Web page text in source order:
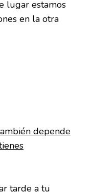
lugar estamos
en la otra
depende
tarde a tu